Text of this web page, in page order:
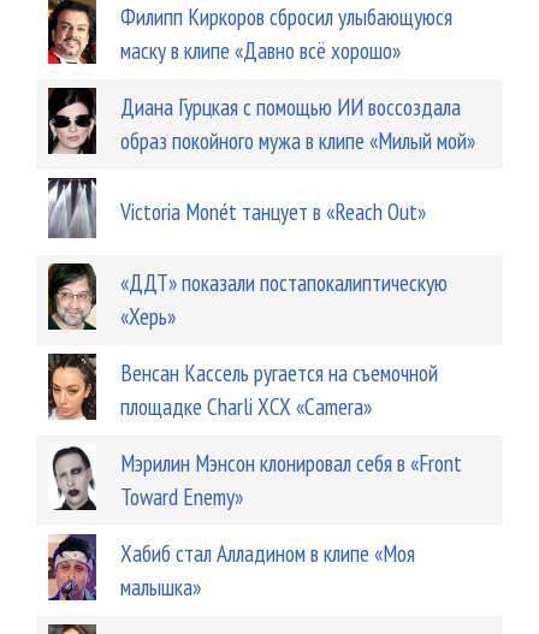
Филипп Киркоров сбросил улыбающуюся
маску в клипе «Давно всё хорошо»
Диана Гурцкая с помощью ИИ воссоздала
образ покойного мужа в клипе «Милый мой»
Victoria Monét танцует в «Reach Out»
«ДДТ» показали постапокалиптическую
«Херь»
Венсан Кассель ругается на съемочной
площадке Charli XCX «Camera»
Мэрилин Мэнсон клонировал себя в «Front
Toward Enemy»
Хабиб стал Алладином в клипе «Моя
малышка»